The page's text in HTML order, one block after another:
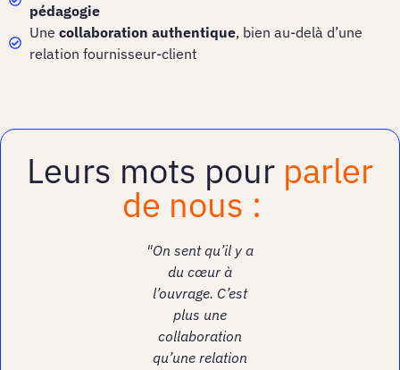
pédagogie
Une collaboration authentique, bien au-delà d’une
relation fournisseur-client
Leurs mots pour parler
de nous :
"On sent qu’il y a
du cœur à
l’ouvrage. C’est
plus une
collaboration
qu’une relation